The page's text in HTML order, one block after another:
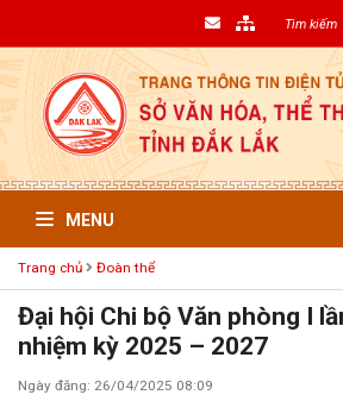
MENU
Trang chủ Đoàn thể
Đại hội Chi bộ Văn phòng I
nhiệm kỳ 2025 – 2027
Ngày đăng: 26/04/2025 08:09